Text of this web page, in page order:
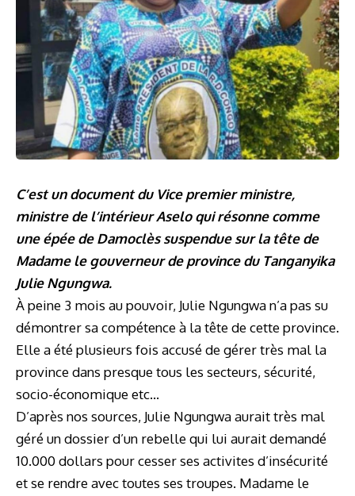
C’est un document du Vice premier ministre,
ministre de l’intérieur Aselo qui résonne comme
une épée de Damoclès suspendue sur la tête de
Madame le gouverneur de province du Tanganyika
Julie Ngungwa.
À peine 3 mois au pouvoir, Julie Ngungwa n’a pas su
démontrer sa compétence à la tête de cette province.
Elle a été plusieurs fois accusé de gérer très mal la
province dans presque tous les secteurs, sécurité,
socio-économique etc…
D’après nos sources, Julie Ngungwa aurait très mal
géré un dossier d’un rebelle qui lui aurait demandé
10.000 dollars pour cesser ses activites d’insécurité
et se rendre avec toutes ses troupes. Madame le